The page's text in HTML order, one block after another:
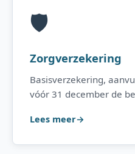
🛡️
Zorgverzekering
Basisverzekering,
vóór 31 december de
Lees meer